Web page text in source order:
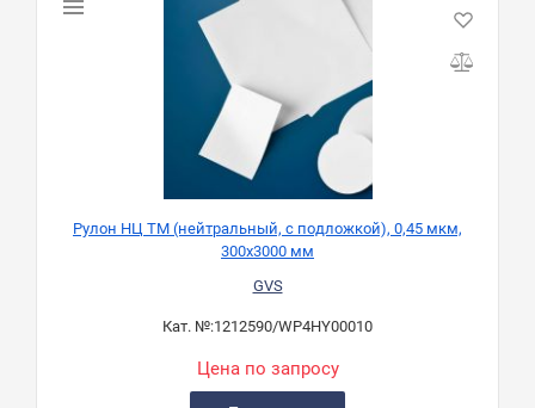
Рулон НЦ ТМ (нейтральный, с подложкой), 0,45 мкм,
300х3000 мм
GVS
Кат. №:1212590/WP4HY00010
Цена по запросу